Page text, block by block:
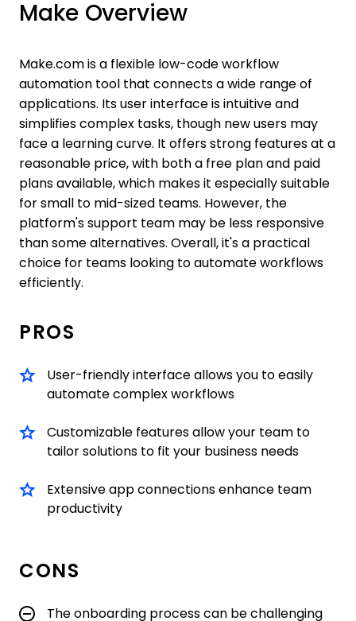
Make Overview
Make.com is a flexible low-code workflow
automation tool that connects a wide range of
applications. Its user interface is intuitive and
simplifies complex tasks, though new users may
face a learning curve. It offers strong features at a
reasonable price, with both a free plan and paid
plans available, which makes it especially suitable
for small to mid-sized teams. However, the
platform's support team may be less responsive
than some alternatives. Overall, it's a practical
choice for teams looking to automate workflows
efficiently.
PROS
User-friendly interface allows you to easily
automate complex workflows
Customizable features allow your team to
tailor solutions to fit your business needs
Extensive app connections enhance team
productivity
CONS
The onboarding process can be challenging